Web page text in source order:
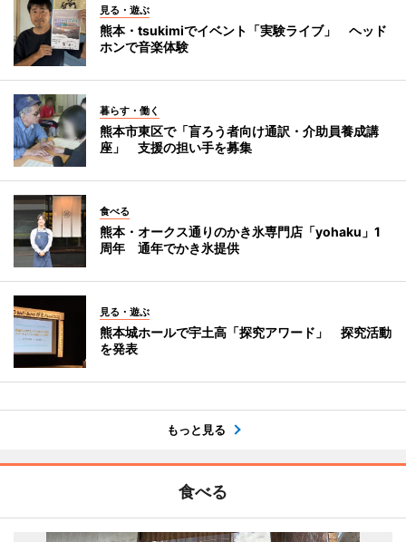
見る・遊ぶ
熊本・tsukimiでイベント「実験ライブ」 ヘッド
ホンで音楽体験
暮らす・働く
熊本市東区で「盲ろう者向け通訳・介助員養成講
座」 支援の担い手を募集
食べる
熊本・オークス通りのかき氷専門店「yohaku」1
周年 通年でかき氷提供
見る・遊ぶ
熊本城ホールで宇土高「探究アワード」 探究活動
を発表
もっと見る
食べる